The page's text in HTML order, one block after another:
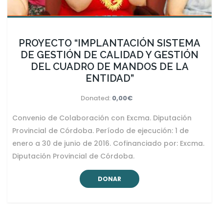
PROYECTO “IMPLANTACIÓN SISTEMA
DE GESTIÓN DE CALIDAD Y GESTIÓN
DEL CUADRO DE MANDOS DE LA
ENTIDAD”
Donated: 0,00€
Convenio de Colaboración con Excma. Diputación
Provincial de Córdoba. Período de ejecución: 1 de
enero a 30 de junio de 2016. Cofinanciado por: Excma.
Diputación Provincial de Córdoba.
DONAR